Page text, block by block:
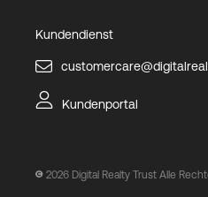
Kundendienst
Kundenportal
2026 Digital Realty Trust Alle